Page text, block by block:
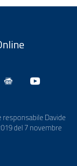
Davide
del 7 novembre